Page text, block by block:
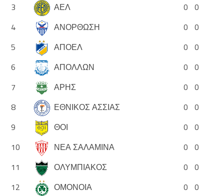
3
ΑΕΛ 0 0
4
ΑΝΟΡΘΩΣΗ 0 0
5
ΑΠΟΕΛ 0 0
6
ΑΠΟΛΛΩΝ 0 0
7
ΑΡΗΣ 0 0
8
ΕΘΝΙΚΟΣ ΑΣΣΙΑΣ 0 0
9
ΘΟΙ 0 0
10
ΝΕΑ ΣΑΛΑΜΙΝΑ 0 0
11
ΟΛΥΜΠΙΑΚΟΣ 0 0
12
ΟΜΟΝΟΙΑ 0 0